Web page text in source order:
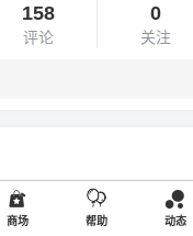
158
评论
0
关注
商场 帮助 动态